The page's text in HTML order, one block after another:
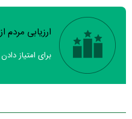
ارزیابی مردم
برای امتیاز